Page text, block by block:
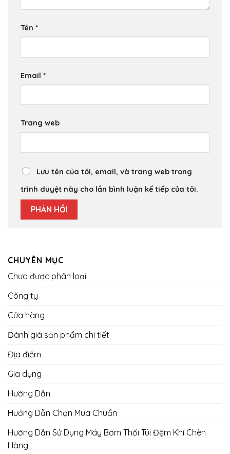
Tên *
Email *
Trang web
Lưu tên của tôi, email, và trang web trong
trình duyệt này cho lần bình luận kế tiếp của tôi.
CHUYÊN MỤC
Chưa được phân loại
Công ty
Cửa hàng
Đánh giá sản phẩm chi tiết
Địa điểm
Gia dụng
Hướng Dẫn
Hướng Dẫn Chọn Mua Chuẩn
Hướng Dẫn Sử Dụng Máy Bơm Thổi Túi Đệm Khí Chèn
Hàng